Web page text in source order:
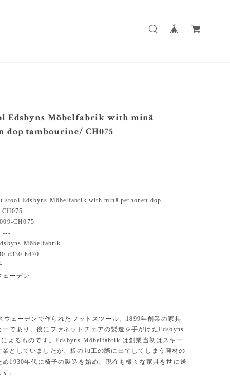
Edsbyns Möbelfabrik with minä
dop tambourine/ CH075
stool Edsbyns Möbelfabrik with minä perhonen dop
CH075
---
Möbelfabrik
d330 h470
ェーデン
ウェーデンで作られたフットスツール。1899年創業の家具
ーであり、後にファネットチェアの製造を手がけたEdsbyns
よるものです。Edsbyns Möbelfabrik は創業当初はスキー
業としていましたが、板の加工の際に出てしてしまう廃材の
め1930年代に椅子の製造を始め、現在も様々な家具を世に送
。